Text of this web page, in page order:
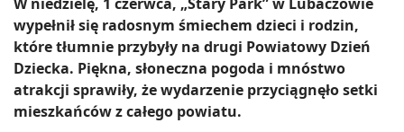
wypełnił się radosnym śmiechem dzieci i rodzin,
które tłumnie przybyły na drugi Powiatowy Dzień
Dziecka. Piękna, słoneczna pogoda i mnóstwo
atrakcji sprawiły, że wydarzenie przyciągnęło setki
mieszkańców z całego powiatu.